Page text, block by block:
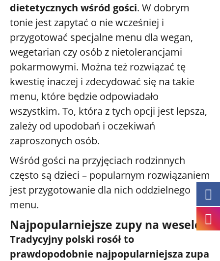
dietetycznych wśród gości. W dobrym
tonie jest zapytać o nie wcześniej i
przygotować specjalne menu dla wegan,
wegetarian czy osób z nietolerancjami
pokarmowymi. Można też rozwiązać tę
kwestię inaczej i zdecydować się na takie
menu, które będzie odpowiadało
wszystkim. To, która z tych opcji jest lepsza,
zależy od upodobań i oczekiwań
zaproszonych osób.
Wśród gości na przyjęciach rodzinnych
często są dzieci – popularnym rozwiązaniem
jest przygotowanie dla nich oddzielnego
menu.
Najpopularniejsze zupy na wesele
Tradycyjny polski rosół to
prawdopodobnie najpopularniejsza zupa